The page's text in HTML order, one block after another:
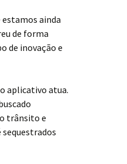
ainda
de forma
de inovação e
aplicativo atua.
trânsito e